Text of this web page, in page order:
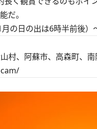
だ。
の日の出は6時半前後）
、阿蘇市、高森町、南